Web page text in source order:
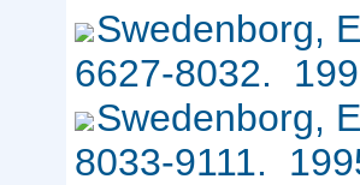
Swedenborg,
6627-8032.
Swedenborg,
8033-9111.